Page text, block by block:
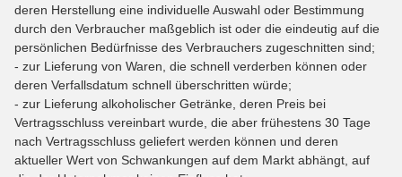
deren Herstellung eine individuelle Auswahl oder Bestimmung
durch den Verbraucher maßgeblich ist oder die eindeutig auf die
persönlichen Bedürfnisse des Verbrauchers zugeschnitten sind;
- zur Lieferung von Waren, die schnell verderben können oder
deren Verfallsdatum schnell überschritten würde;
- zur Lieferung alkoholischer Getränke, deren Preis bei
Vertragsschluss vereinbart wurde, die aber frühestens 30 Tage
nach Vertragsschluss geliefert werden können und deren
aktueller Wert von Schwankungen auf dem Markt abhängt, auf